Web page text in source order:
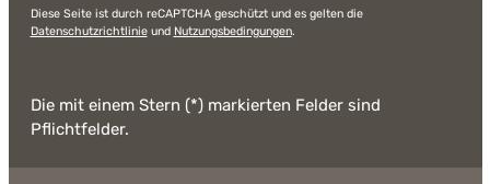
Diese Seite ist durch reCAPTCHA geschützt und es gelten die
Datenschutzrichtlinieund Nutzungsbedingungen.
Die mit einem Stern (*) markierten Felder sind
Pflichtfelder.